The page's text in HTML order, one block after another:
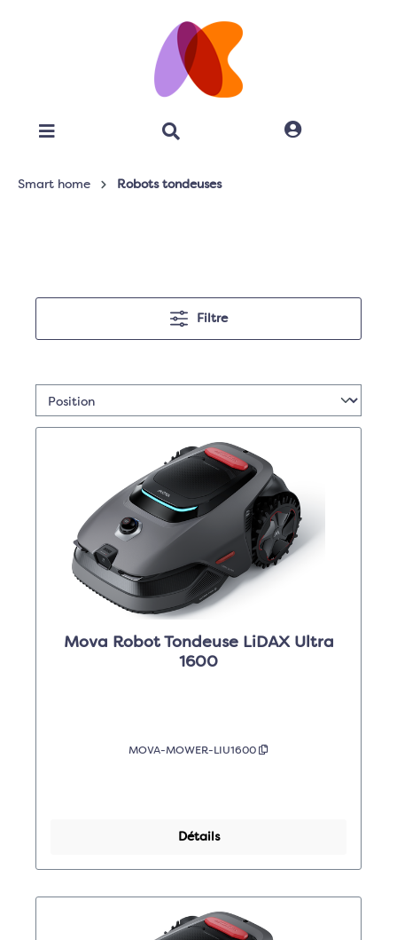
Smart home Robots tondeuses
Filtre
Mova Robot Tondeuse LiDAX Ultra
1600
MOVA-MOWER-LIU1600
Détails